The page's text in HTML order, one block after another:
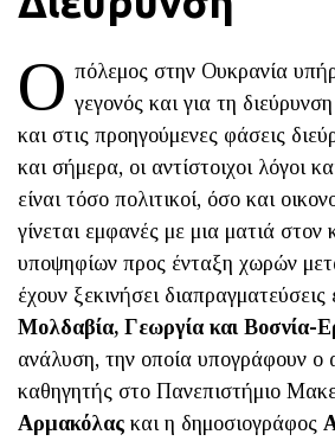
Ο πόλεμος στην Ουκρανία
γεγονός και για τη
και στις προηγούμενες φάσεις
και σήμερα, οι αντίστοιχοι λόγοι
είναι τόσο πολιτικοί, όσο και
γίνεται εμφανές με μια ματιά
υποψηφίων προς ένταξη χωρών
έχουν ξεκινήσει διαπραγματεύσεις
Μολδαβία, Γεωργία και Βοσνία-
ανάλυση, την οποία υπογράφουν ο
καθηγητής στο Πανεπιστήμιο
Αρμακόλας και η δημοσιογράφος